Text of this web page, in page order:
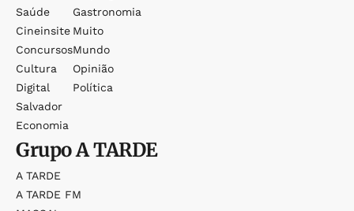
Saúde
Cineinsite
Concursos
Cultura
Digital
Salvador
Economia
Gastronomia
Muito
Mundo
Opinião
Política
GrupoA TARDE
A TARDE
A TARDE FM